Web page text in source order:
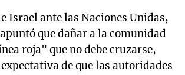
Israel ante las Naciones Unidas,
que dañar a la comunidad
roja" que no debe cruzarse,
de que las autoridades